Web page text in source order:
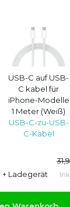
USB-C auf USB-
C kabel für
iPhone-Modelle
1 Meter (Weiß)
USB-C-zu-USB-
C-Kabel
+ Ladegerät